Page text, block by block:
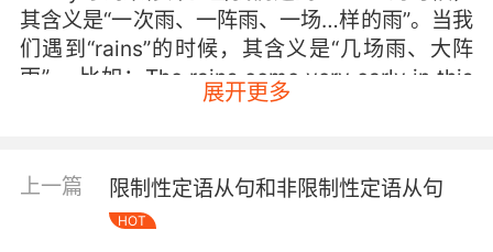
其含义是“一次雨、一阵雨、一场…样的雨”。当我
们遇到“rains”的时候，其含义是“几场雨、大阵
雨”。 比如：The rains come very early in this
years. 今年的雨季来的特别早。 The children
supermarket depsitr the rain is very heavy. 尽
管雨非常大，我还是去了超市。
展开更多
上一篇 限制性定语从句和非限制性定语从句
HOT